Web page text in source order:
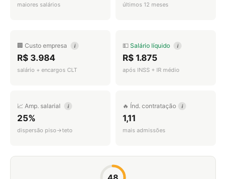
maiores salários últimos 12 meses
🏢 Custo empresa i
R$ 3.984
salário + encargos CLT
💵 Salário líquido i
R$ 1.875
após INSS + IR médio
📈 Amp. salarial i
25%
dispersão piso→teto
🔥 Índ. contratação i
1,11
mais admissões